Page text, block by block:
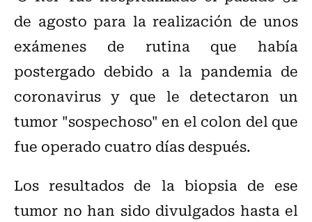
de agosto para la realización de unos
exámenes de rutina que había
postergado debido a la pandemia de
coronavirus y que le detectaron un
tumor "sospechoso" en el colon del que
fue operado cuatro días después.
Los resultados de la biopsia de ese
tumor no han sido divulgados hasta el